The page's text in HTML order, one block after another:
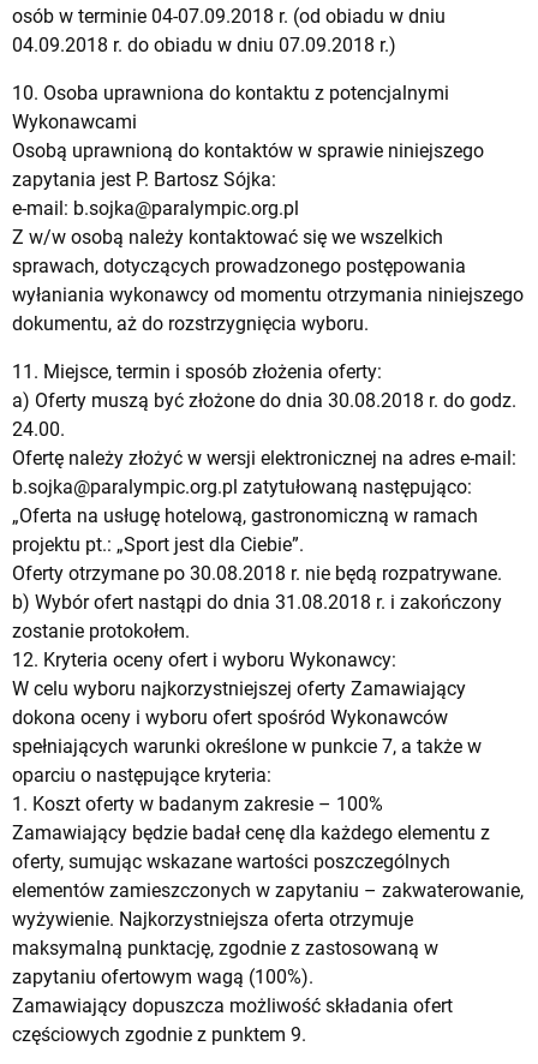
osób w terminie 04-07.09.2018 r. (od obiadu w dniu
04.09.2018 r. do obiadu w dniu 07.09.2018 r.)
10. Osoba uprawniona do kontaktu z potencjalnymi
Wykonawcami
Osobą uprawnioną do kontaktów w sprawie niniejszego
zapytania jest P. Bartosz Sójka:
e-mail: b.sojka@paralympic.org.pl
Z w/w osobą należy kontaktować się we wszelkich
sprawach, dotyczących prowadzonego postępowania
wyłaniania wykonawcy od momentu otrzymania niniejszego
dokumentu, aż do rozstrzygnięcia wyboru.
11. Miejsce, termin i sposób złożenia oferty:
a) Oferty muszą być złożone do dnia 30.08.2018 r. do godz.
24.00.
Ofertę należy złożyć w wersji elektronicznej na adres e-mail:
b.sojka@paralympic.org.pl zatytułowaną następująco:
„Oferta na usługę hotelową, gastronomiczną w ramach
projektu pt.: „Sport jest dla Ciebie”.
Oferty otrzymane po 30.08.2018 r. nie będą rozpatrywane.
b) Wybór ofert nastąpi do dnia 31.08.2018 r. i zakończony
zostanie protokołem.
12. Kryteria oceny ofert i wyboru Wykonawcy:
W celu wyboru najkorzystniejszej oferty Zamawiający
dokona oceny i wyboru ofert spośród Wykonawców
spełniających warunki określone w punkcie 7, a także w
oparciu o następujące kryteria:
1. Koszt oferty w badanym zakresie – 100%
Zamawiający będzie badał cenę dla każdego elementu z
oferty, sumując wskazane wartości poszczególnych
elementów zamieszczonych w zapytaniu – zakwaterowanie,
wyżywienie. Najkorzystniejsza oferta otrzymuje
maksymalną punktację, zgodnie z zastosowaną w
zapytaniu ofertowym wagą (100%).
Zamawiający dopuszcza możliwość składania ofert
częściowych zgodnie z punktem 9.